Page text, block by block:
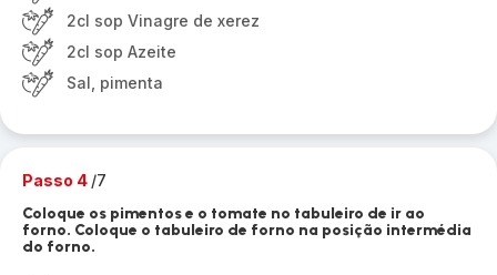
2cl sop Vinagre de xerez
2cl sop Azeite
Sal, pimenta
Passo 4 /7
Coloque os pimentos e o tomate no tabuleiro de ir ao
forno. Coloque o tabuleiro de forno na posição intermédia
do forno.